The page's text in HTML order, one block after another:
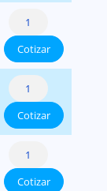
SCH-
40
cantidad
Female
Spigot
Adapter
PVC-
SCH-
40
cantidad
Cotizar
Female
Spigot
Adapter
PVC-
SCH-
40
cantidad
Cotizar
Female
Spigot
Adapter
Cotizar